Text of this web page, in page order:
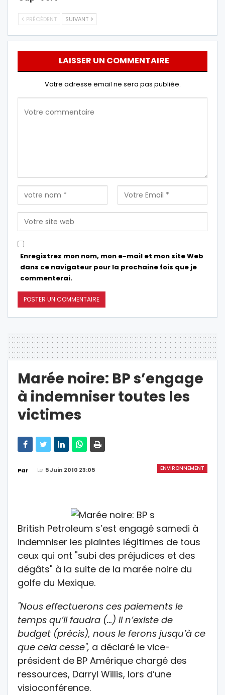
PRÉCÉDENT SUIVANT
LAISSER UN COMMENTAIRE
Votre adresse email ne sera pas publiée.
Enregistrez mon nom, mon e-mail et mon site Web
dans ce navigateur pour la prochaine fois que je
commenterai.
Marée noire: BP s’engage
à indemniser toutes les
victimes
ENVIRONNEMENT
Par Le 5 Juin 2010 23:05
British Petroleum s’est engagé samedi à
indemniser les plaintes légitimes de tous
ceux qui ont "subi des préjudices et des
dégâts" à la suite de la marée noire du
golfe du Mexique.
"Nous effectuerons ces paiements le
temps qu’il faudra (…) Il n’existe de
budget (précis), nous le ferons jusqu’à ce
que cela cesse", a déclaré le vice-
président de BP Amérique chargé des
ressources, Darryl Willis, lors d’une
visioconférence.